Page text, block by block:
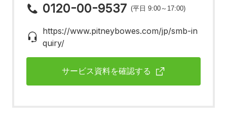
0120-00-9537 (平日 9:00～17:00)
https://www.pitneybowes.com/jp/smb-in
quiry/
サービス資料を確認する